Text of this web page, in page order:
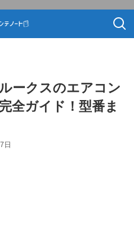
ークスのエアコン
全ガイド！型番ま
日